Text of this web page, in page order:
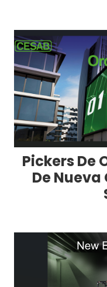
Pickers De
De Nueva